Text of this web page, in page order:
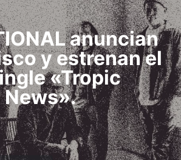
anuncian
y estrenan el
«Tropic